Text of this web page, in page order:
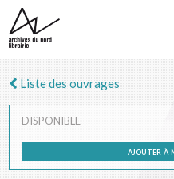
Liste des ouvrages
DISPONIBLE
ajouter à